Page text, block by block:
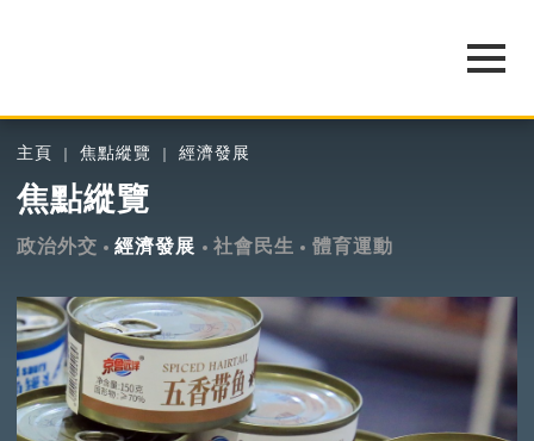
主頁 焦點縱覽 經濟發展
焦點縱覽
政治外交 經濟發展 社會民生 體育運動